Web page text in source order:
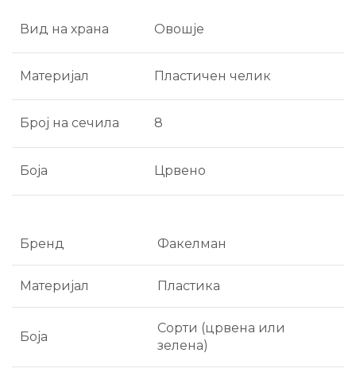
Вид на храна Овошје
Материјал Пластичен челик
Број на сечила 8
Боја Црвено
Бренд Факелман
Материјал Пластика
Боја
Сорти (црвена или
зелена)